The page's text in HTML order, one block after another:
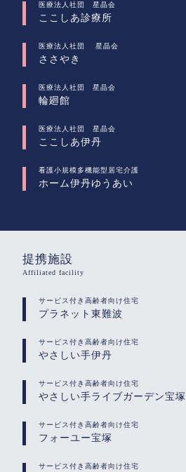
医療法人社団 星晶会
ここしあ診療所
医療法人社団 星晶会
ささやき
医療法人社団 星晶会
輪廻館
医療法人社団 星晶会
ここしあ伊丹
看護小規模多機能型居宅介護
ホーム伊丹ゆうあい
提携施設
Affiliated facility
サービス付き高齢者向け住宅
プラネット東難波
サービス付き高齢者向け住宅
やさしい手伊丹
サービス付き高齢者向け住宅
やさしい手ライブガーデン宝塚
サービス付き高齢者向け住宅
フォーユー宝塚
サービス付き高齢者向け住宅